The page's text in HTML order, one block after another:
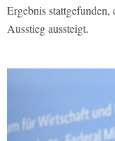
Ergebnis stattgefunden,
Ausstieg aussteigt.